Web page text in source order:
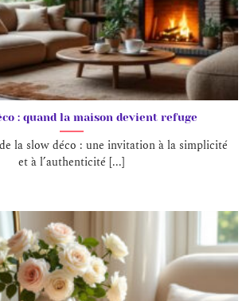
: quand la maison devient refuge
la slow déco : une invitation à la simplicité
et à l’authenticité [...]